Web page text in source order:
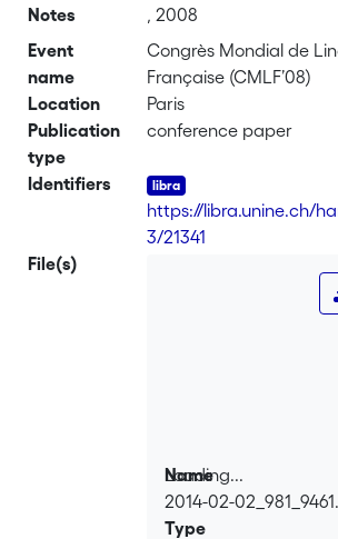
Notes
, 2008
Event
name
Congrès Mondial de
Française (CMLF’08)
Location
Paris
Publication
type
conference paper
Identifiers
https://libra.unine.ch/
3/21341
File(s)
Loading...
Loading...
Name
2014-02-
Type